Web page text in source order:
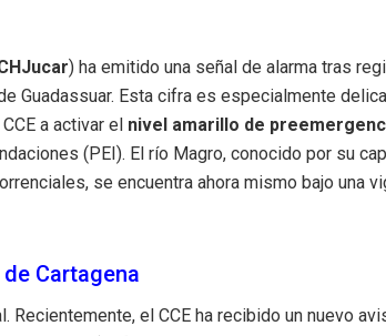
) ha emitido una señal de alarma tras
Guadassuar. Esta cifra es especialmente
a activar el nivel amarillo de
(PEI). El río Magro, conocido por su
se encuentra ahora mismo bajo una
Cartagena
Recientemente, el CCE ha recibido un nuevo